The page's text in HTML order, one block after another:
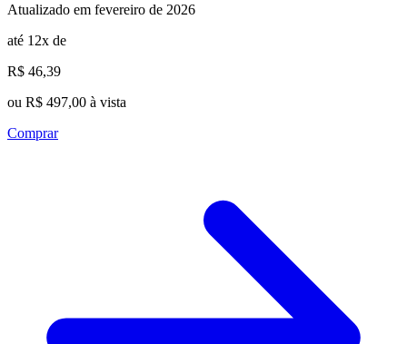
Atualizado em fevereiro de 2026
até 12x de
R$ 46,39
ou R$ 497,00 à vista
Comprar